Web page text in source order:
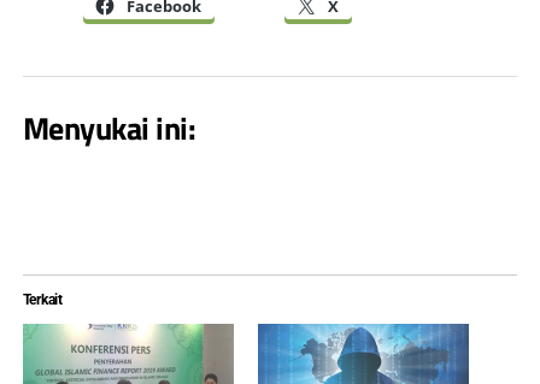
Facebook X
Menyukai ini:
Terkait